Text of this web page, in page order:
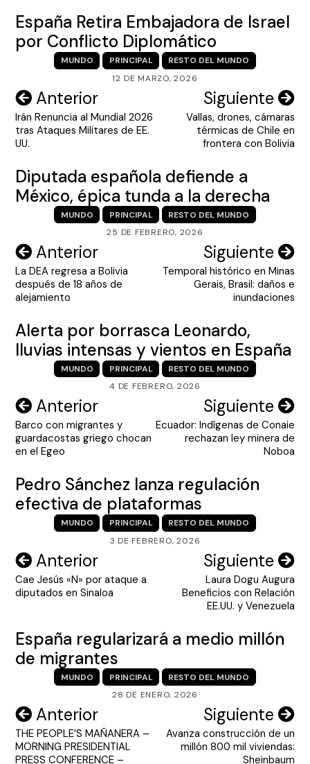
España Retira Embajadora de Israel
por Conflicto Diplomático
MUNDO PRINCIPAL
RESTO DEL MUNDO
12 DE MARZO, 2026
Navegación
de
entradas
Anterior
Irán Renuncia al Mundial 2026
tras Ataques Militares de EE.
UU.
Siguiente
Vallas, drones, cámaras
térmicas de Chile en
frontera con Bolivia
Diputada española defiende a
México, épica tunda a la derecha
MUNDO PRINCIPAL
RESTO DEL MUNDO
25 DE FEBRERO, 2026
Navegación
de
entradas
Anterior
La DEA regresa a Bolivia
después de 18 años de
alejamiento
Siguiente
Temporal histórico en Minas
Gerais, Brasil: daños e
inundaciones
Alerta por borrasca Leonardo,
lluvias intensas y vientos en España
MUNDO PRINCIPAL
RESTO DEL MUNDO
4 DE FEBRERO, 2026
Navegación
de
entradas
Anterior
Barco con migrantes y
guardacostas griego chocan
en el Egeo
Siguiente
Ecuador: Indígenas de Conaie
rechazan ley minera de
Noboa
Pedro Sánchez lanza regulación
efectiva de plataformas
MUNDO PRINCIPAL
RESTO DEL MUNDO
3 DE FEBRERO, 2026
Navegación
de
Anterior
Cae Jesús «N» por ataque a
diputados en Sinaloa
Siguiente
Laura Dogu Augura
Beneficios con Relación
EE.UU. y Venezuela
España regularizará a medio millón
de migrantes
MUNDO PRINCIPAL
RESTO DEL MUNDO
28 DE ENERO, 2026
Navegación
de
Anterior
THE PEOPLE’S MAÑANERA –
MORNING PRESIDENTIAL
PRESS CONFERENCE –
Siguiente
Avanza construcción de un
millón 800 mil viviendas:
Sheinbaum